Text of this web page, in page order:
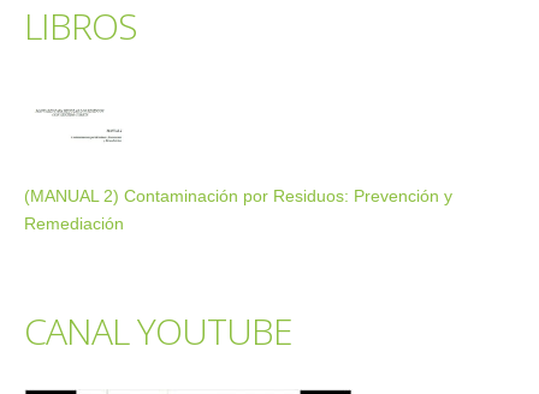
LIBROS
(MANUAL 2) Contaminación por Residuos: Prevención y
Remediación
CANAL YOUTUBE